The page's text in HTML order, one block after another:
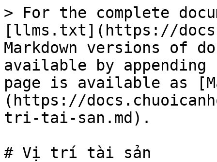
> For the complete
[llms.txt](https://
Markdown versions of
available by
page is available as
(https://
tri-tai-san.md).
# Vị trí tài sản